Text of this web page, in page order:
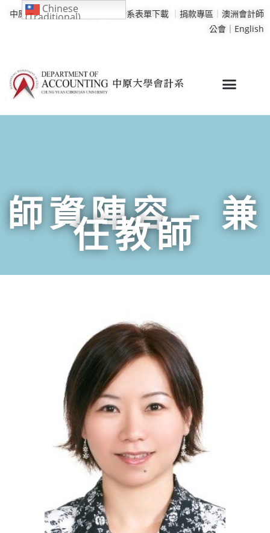
中原大學｜學校行事曆 會計系表單下載 ｜ 捐款專區 ｜ 澳洲會計師
公會｜ English
師資陣容 - 兼
任教師
Chinese
(Traditional)